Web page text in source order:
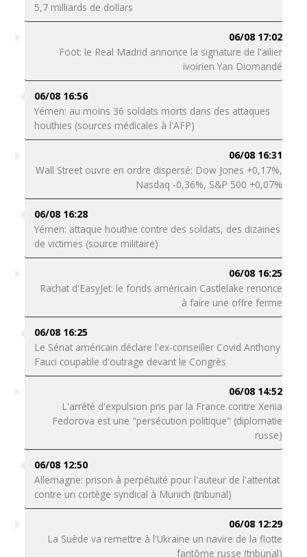
5,7 milliards de dollars
06/08 17:02
Foot: le Real Madrid annonce la signature de l'ailier
ivoirien Yan Diomandé
06/08 16:56
Yémen: au moins 36 soldats morts dans des attaques
houthies (sources médicales à l'AFP)
06/08 16:31
Wall Street ouvre en ordre dispersé: Dow Jones +0,17%,
Nasdaq -0,36%, S&P 500 +0,07%
06/08 16:28
Yémen: attaque houthie contre des soldats, des dizaines
de victimes (source militaire)
06/08 16:25
Rachat d'EasyJet: le fonds américain Castlelake renonce
à faire une offre ferme
06/08 16:25
Le Sénat américain déclare l'ex-conseiller Covid Anthony
Fauci coupable d'outrage devant le Congrès
06/08 14:52
L'arrêté d'expulsion pris par la France contre Xenia
Fedorova est une "persécution politique" (diplomatie
russe)
06/08 12:50
Allemagne: prison à perpétuité pour l'auteur de l'attentat
contre un cortège syndical à Munich (tribunal)
06/08 12:29
La Suède va remettre à l'Ukraine un navire de la flotte
fantôme russe (tribunal)